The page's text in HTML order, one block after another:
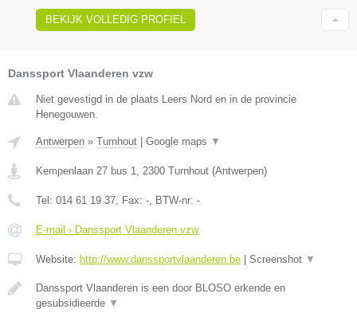
BEKIJK VOLLEDIG PROFIEL
Danssport Vlaanderen vzw
Niet gevestigd in de plaats Leers Nord en in de provincie
Henegouwen.
Antwerpen » Turnhout Google maps ▼
Kempenlaan 27 bus 1 2300 Turnhout (Antwerpen)
Tel: 014 61 19 37 , Fax: - , BTW-nr: -
E-mail › Danssport Vlaanderen vzw
Website: http://www.danssportvlaanderen.be Screenshot ▼
Danssport Vlaanderen is een door BLOSO erkende en
gesubsidieerde ▼